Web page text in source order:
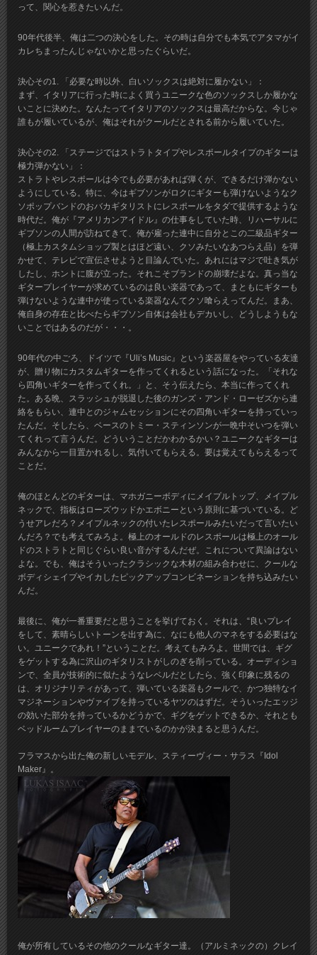
って、関心を惹きたいんだ。
90年代後半、俺は二つの決心をした。その時は自分でも本気でアタマがイ
カレちまったんじゃないかと思ったぐらいだ。
決心その1. 「必要な時以外、白いソックスは絶対に履かない」：
まず、イタリアに行った時によく買うユニークな色のソックスしか履かな
いことに決めた。なんたってイタリアのソックスは最高だからな。今じゃ
誰もが履いているが、俺はそれがクールだとされる前から履いていた。
決心その2. 「ステージではストラトタイプやレスポールタイプのギターは
極力弾かない」：
ストラトやレスポールは今でも必要があれば弾くが、できるだけ弾かない
ようにしている。特に、今はギブソンがロクにギターも弾けないようなク
ソポップバンドのおバカギタリストにレスポールをタダで提供するような
時代だ。俺が『アメリカンアイドル』の仕事をしていた時、リハーサルに
ギブソンの人間が訪ねてきて、俺が雇った連中に自分とこの二級品ギター
（極上カスタムショップ製とはほど遠い、クソみたいなあつらえ品）を弾
かせて、テレビで宣伝させようと目論んでいた。あれにはマジで吐き気が
したし、ホントに腹が立った。それこそブランドの崩壊だよな。真っ当な
ギタープレイヤーが求めているのは良い楽器であって、まともにギターも
弾けないような連中が使っている楽器なんてクソ喰らえってんだ。まあ、
俺自身の存在と比べたらギブソン自体は会社もデカいし、どうしようもな
いことではあるのだが・・・。
90年代の中ごろ、ドイツで『Uli’s Music』という楽器屋をやっている友達
が、贈り物にカスタムギターを作ってくれるという話になった。「それな
ら四角いギターを作ってくれ。」と、そう伝えたら、本当に作ってくれ
た。ある晩、スラッシュが脱退した後のガンズ・アンド・ローゼズから連
絡をもらい、連中とのジャムセッションにその四角いギターを持っていっ
たんだ。そしたら、ベースのトミー・スティンソンが一晩中そいつを弾い
てくれって言うんだ。どういうことだかわかるかい？ユニークなギターは
みんなから一目置かれるし、気付いてもらえる。要は覚えてもらえるって
ことだ。
俺のほとんどのギターは、マホガニーボディにメイプルトップ、メイプル
ネックで、指板はローズウッドかエボニーという原則に基づいている。ど
うせアレだろ？メイプルネックの付いたレスポールみたいだって言いたい
んだろ？でも考えてみろよ。極上のオールドのレスポールは極上のオール
ドのストラトと同じぐらい良い音がするんだぜ。これについて異論はない
よな。でも、俺はそういったクラシックな木材の組み合わせに、クールな
ボディシェイプやイカしたピックアップコンビネーションを持ち込みたい
んだ。
最後に、俺が一番重要だと思うことを挙げておく。それは、“良いプレイ
をして、素晴らしいトーンを出す為に、なにも他人のマネをする必要はな
い。ユニークであれ！”ということだ。考えてもみろよ。世間では、ギグ
をゲットする為に沢山のギタリストがしのぎを削っている。オーディショ
ンで、全員が技術的に似たようなレベルだとしたら、強く印象に残るの
は、オリジナリティがあって、弾いている楽器もクールで、かつ独特なイ
マジネーションやヴァイブを持っているヤツのはずだ。そういったエッジ
の効いた部分を持っているかどうかで、ギグをゲットできるか、それとも
ベッドルームプレイヤーのままでいるのかが決まると思うんだ。
フラマスから出た俺の新しいモデル、スティーヴィー・サラス『Idol
Maker』。
俺が所有しているその他のクールなギター達。（アルミネックの）クレイ